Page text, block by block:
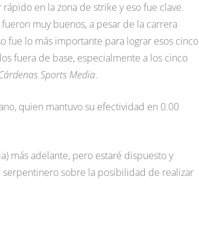
en la zona de strike y eso fue clave.
muy buenos, a pesar de la carrera
fue lo más importante para lograr esos cinco
fuera de base, especialmente a los cinco
Sports Media.
quien mantuvo su efectividad en 0.00
más adelante, pero estaré dispuesto y
sobre la posibilidad de realizar